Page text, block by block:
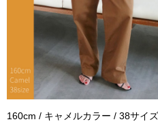
160cm / キャメルカラー / 38サイ